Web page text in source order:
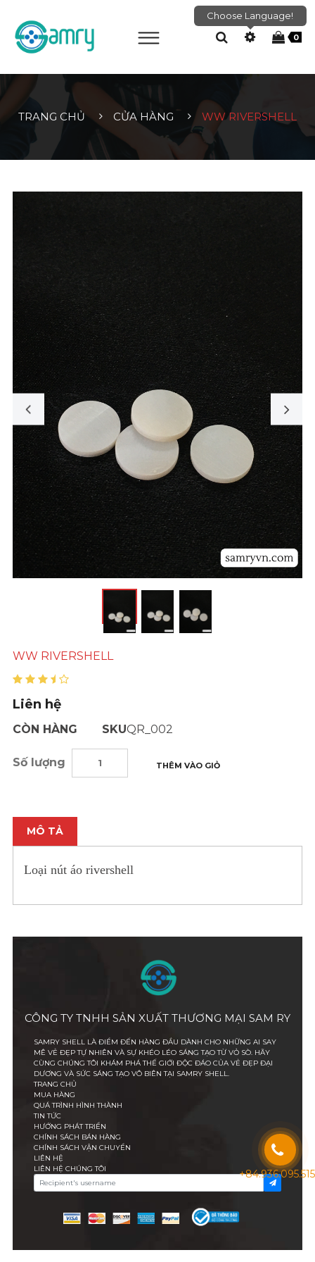
Choose Language!
0
TRANG CHỦ CỬA HÀNG WW RIVERSHELL
WW RIVERSHELL
Liên hệ
CÒN HÀNG SKUQR_002
Số lượng THÊM VÀO GIỎ
MÔ TẢ
Loại nút áo rivershell
+84.936.095.515
CÔNG TY TNHH SẢN XUẤT THƯƠNG MẠI SAM RY
SAMRY SHELL LÀ ĐIỂM ĐẾN HÀNG ĐẦU DÀNH CHO NHỮNG AI SAY
MÊ VẺ ĐẸP TỰ NHIÊN VÀ SỰ KHÉO LÉO SÁNG TẠO TỪ VỎ SÒ. HÃY
CÙNG CHÚNG TÔI KHÁM PHÁ THẾ GIỚI ĐỘC ĐÁO CỦA VẺ ĐẸP ĐẠI
DƯƠNG VÀ SỨC SÁNG TẠO VÔ BIÊN TẠI SAMRY SHELL.
TRANG CHỦ
MUA HÀNG
QUÁ TRÌNH HÌNH THÀNH
TIN TỨC
HƯỚNG PHÁT TRIỂN
CHÍNH SÁCH BÁN HÀNG
CHÍNH SÁCH VẬN CHUYỂN
LIÊN HỆ
LIÊN HỆ CHÚNG TÔI